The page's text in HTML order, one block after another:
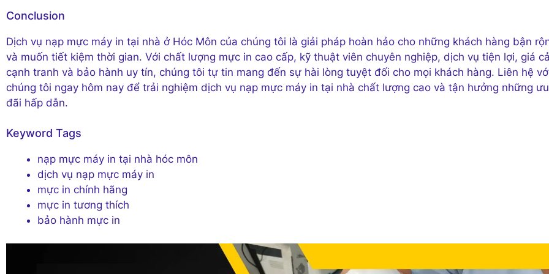
Conclusion
Dịch vụ nạp mực máy in tại nhà ở Hóc Môn của chúng tôi là giải pháp hoàn hảo cho những khách hàng bận
và muốn tiết kiệm thời gian. Với chất lượng mực in cao cấp, kỹ thuật viên chuyên nghiệp, dịch vụ tiện lợi, giá cả
cạnh tranh và bảo hành uy tín, chúng tôi tự tin mang đến sự hài lòng tuyệt đối cho mọi khách hàng. Liên hệ
chúng tôi ngay hôm nay để trải nghiệm dịch vụ nạp mực máy in tại nhà chất lượng cao và tận hưởng những ưu
đãi hấp dẫn.
Keyword Tags
nạp mực máy in tại nhà hóc môn
dịch vụ nạp mực máy in
mực in chính hãng
mực in tương thích
bảo hành mực in